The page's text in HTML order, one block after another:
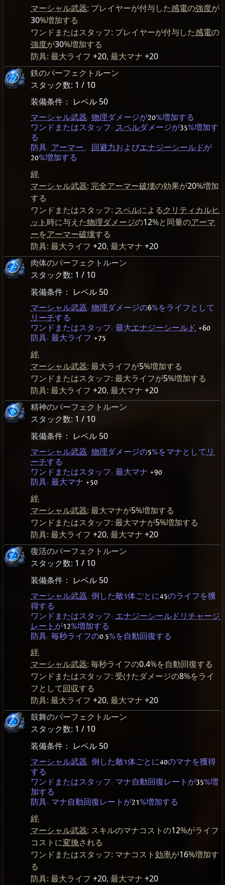
マーシャル武器: プレイヤーが付与した感電の強度が
30%増加する
ワンドまたはスタッフ: プレイヤーが付与した感電の
強度が30%増加する
防具: 最大ライフ +20, 最大マナ +20
鉄のパーフェクトルーン
スタック数: 1 / 10
装備条件： レベル 50
マーシャル武器: 物理ダメージが20%増加する
ワンドまたはスタッフ: スペルダメージが35%増加す
る
防具: アーマー、 回避力およびエナジーシールドが
20%増加する
絆
マーシャル武器: 完全アーマー破壊の効果が20%増加
する
ワンドまたはスタッフ: スペルによるクリティカルヒ
ット 時に与えた物理ダメージの12%と同量のアーマ
ーをアーマー破壊する
防具: 最大ライフ +20, 最大マナ +20
肉体のパーフェクトルーン
スタック数: 1 / 10
装備条件： レベル 50
マーシャル武器: 物理ダメージの6%をライフとして
リーチする
ワンドまたはスタッフ: 最大エナジーシールド +60
防具: 最大ライフ +75
絆
マーシャル武器: 最大ライフが5%増加する
ワンドまたはスタッフ: 最大ライフが5%増加する
防具: 最大ライフ +20, 最大マナ +20
精神のパーフェクトルーン
スタック数: 1 / 10
装備条件： レベル 50
マーシャル武器: 物理ダメージの5%をマナとして リ
ーチする
ワンドまたはスタッフ: 最大マナ +90
防具: 最大マナ +50
絆
マーシャル武器: 最大マナが5%増加する
ワンドまたはスタッフ: 最大マナが5%増加する
防具: 最大ライフ +20, 最大マナ +20
復活のパーフェクトルーン
スタック数: 1 / 10
装備条件： レベル 50
マーシャル武器: 倒した敵1体ごとに45のライフを獲
得する
ワンドまたはスタッフ: エナジーシールドリチャージ
レート が12%増加する
防具: 毎秒ライフの0.5%を自動回復する
絆
マーシャル武器: 毎秒ライフの0.4%を自動回復する
ワンドまたはスタッフ: 受けたダメージの8%をライ
フとして回収する
防具: 最大ライフ +20, 最大マナ +20
鼓舞のパーフェクトルーン
スタック数: 1 / 10
装備条件： レベル 50
マーシャル武器: 倒した敵1体ごとに40のマナを獲得
する
ワンドまたはスタッフ: マナ自動回復レートが35%増
加する
防具: マナ自動回復レートが21%増加する
絆
マーシャル武器: スキルのマナコストの12%がライフ
コストに変換される
ワンドまたはスタッフ: マナコスト効率が16%増加す
る
防具: 最大ライフ +20, 最大マナ +20